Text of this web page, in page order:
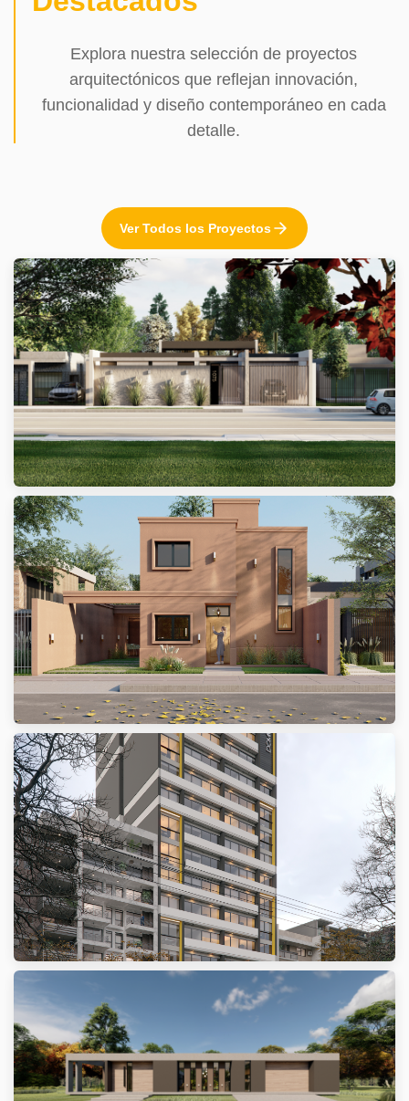
Explora nuestra selección de proyectos
arquitectónicos que reflejan innovación,
funcionalidad y diseño contemporáneo en cada
detalle.
Ver Todos los Proyectos